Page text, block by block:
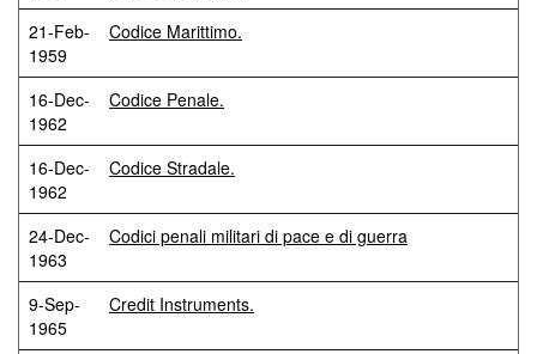
21-Feb-
1959
Codice Marittimo.
16-Dec-
1962
Codice Penale.
16-Dec-
1962
Codice Stradale.
24-Dec-
1963
Codici penali militari di pace e di guerra
9-Sep-
1965
Credit Instruments.